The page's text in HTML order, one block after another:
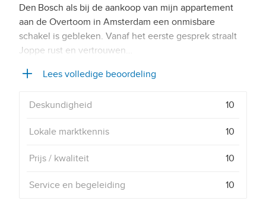
Den Bosch als bij de aankoop van mijn appartement
aan de Overtoom in Amsterdam een onmisbare
schakel is gebleken. Vanaf het eerste gesprek straalt
Joppe rust en vertrouwen…
Lees volledige beoordeling
Deskundigheid 10
Lokale marktkennis 10
Prijs / kwaliteit 10
Service en begeleiding 10